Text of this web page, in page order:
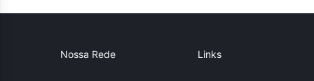
Nossa Rede Links